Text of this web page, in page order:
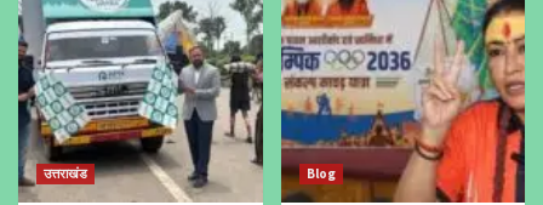
उत्तराखंड Blog